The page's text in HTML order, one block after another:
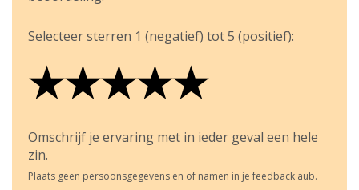
Selecteer sterren 1 (negatief) tot 5 (positief):
★
★★
★★★
★★★★
★★★★★
Omschrijf je ervaring met in ieder geval een hele
zin.
Plaats geen persoonsgegevens en of namen in je feedback aub.